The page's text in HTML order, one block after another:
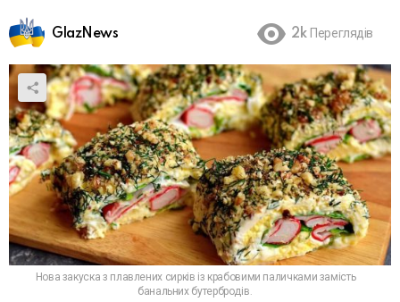
GlazNews 2k Переглядів
Нова закуска з плавлених сирків із крабовими паличками замість
банальних бутербродів.